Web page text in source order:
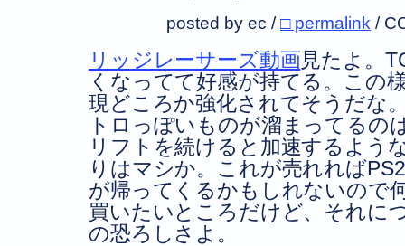
posted by ec /□ permalink /
リッジレーサーズ動画見たよ。
くなってて好感が持てる。この
現どころか強化されてそうだな
トロっぽいものが溜まってるの
リフトを続けると加速するよう
りはマシか。これが売れれば
が帰ってくるかもしれないので
買いたいところだけど、それに
の恐ろしさよ。